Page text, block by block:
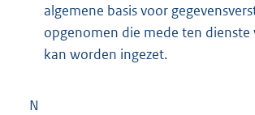
algemene basis voor
opgenomen die mede ten dienste
kan worden ingezet.
N